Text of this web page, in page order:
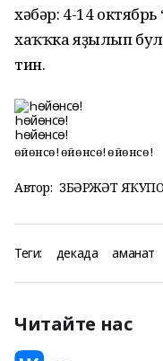
хәбәр: 4-14
хаҡҡка яҙылып
тин.
Һөйөнсө! Һөйөнсө! Һөйөнсө!
Автор: ЗӨБӘРЖӘТ
Теги: декада аманат
Читайте нас